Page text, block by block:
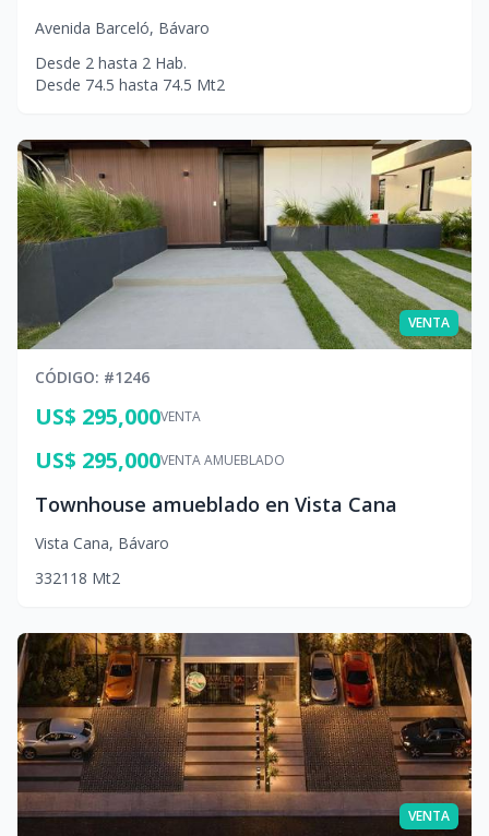
Avenida Barceló, Bávaro
Desde 2 hasta 2 Hab.
Desde 74.5 hasta 74.5 Mt2
VENTA
CÓDIGO: #1246
VENTA
US$ 295,000
VENTA AMUEBLADO
US$ 295,000
Townhouse amueblado en Vista Cana
Vista Cana, Bávaro
332118 Mt2
VENTA